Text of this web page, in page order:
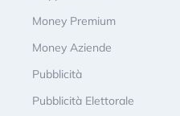
Money Premium
Money Aziende
Pubblicità
Pubblicità Elettorale